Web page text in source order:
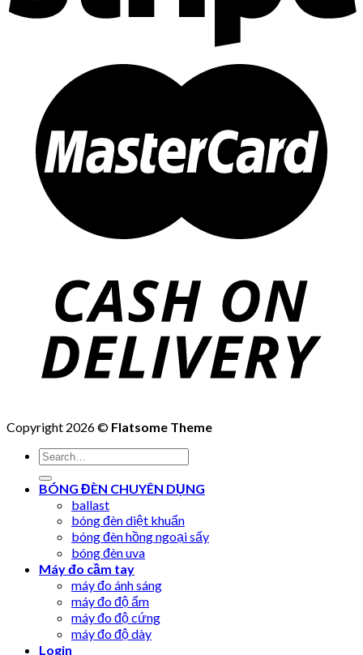
Copyright 2026 © Flatsome Theme
Search
for:
BÓNG ĐÈN CHUYÊN DỤNG
ballast
bóng đèn diệt khuẩn
bóng đèn hồng ngoại sấy
bóng đèn uva
Máy đo cầm tay
máy đo ánh sáng
máy đo độ ẩm
máy đo độ cứng
máy đo độ dày
Login